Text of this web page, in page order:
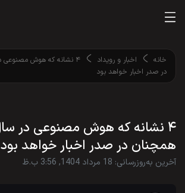
خانه اخبار و رویداد
در صدر اخبار خواهد بود
همچنان در صدر اخبار خواهد بود
آخرین به‌روزرسانی: 18 مرداد 1404, 3:56 ب.ظ